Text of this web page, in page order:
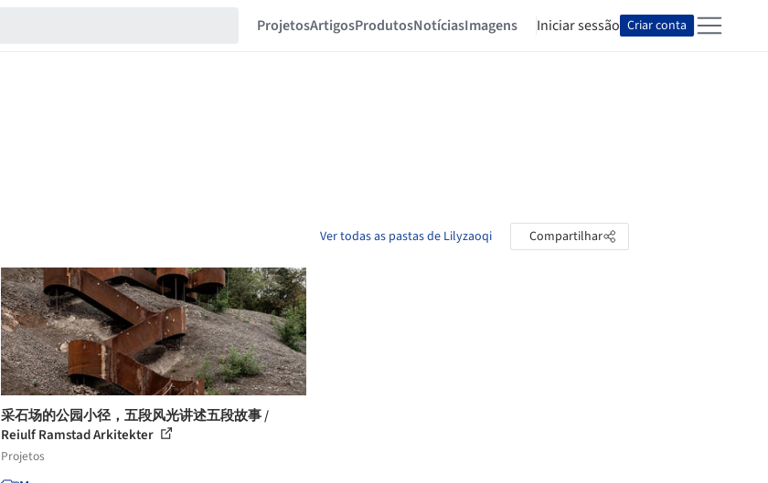
ProjetosArtigosProdutosNotíciasImagens Iniciar sessão Criar conta
Ver todas as pastas de Lilyzaoqi Compartilhar
采石场的公园小径，五段风光讲述五段故事 /
Reiulf Ramstad Arkitekter
Projetos